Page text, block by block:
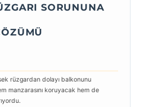
SORUNUNA
rüzgardan dolayı balkonunu
manzarasını koruyacak hem de